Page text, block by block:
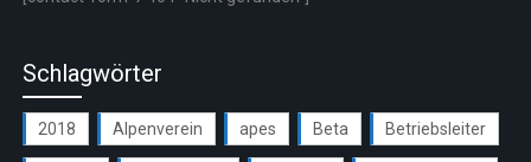
Schlagwörter
2018 Alpenverein apes Beta Betriebsleiter